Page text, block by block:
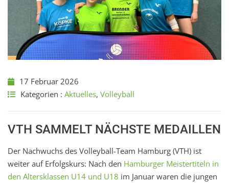
17 Februar 2026
Kategorien : Aktuelles, Volleyball
VTH SAMMELT NÄCHSTE MEDAILLEN
Der Nachwuchs des Volleyball-Team Hamburg (VTH) ist
weiter auf Erfolgskurs: Nach den Hamburger Meistertiteln in
den Altersklassen U14 und U18 im Januar waren die jungen